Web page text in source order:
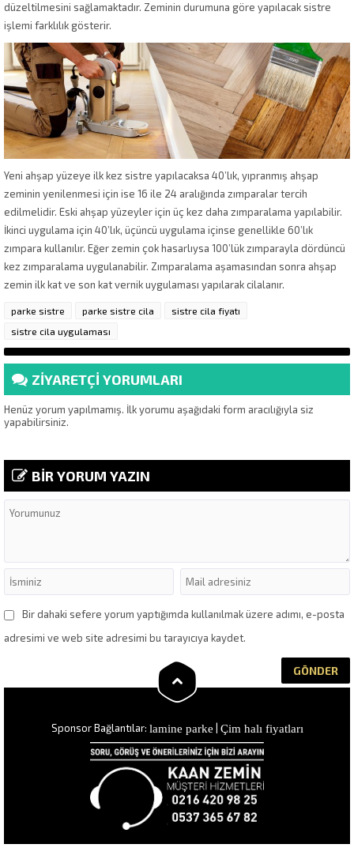
düzeltilmesini sağlamaktadır. Zeminin durumuna göre yapılacak sistre
işlemi farklılık gösterir.
Yeni ahşap yüzeye ilk kez sistre yapılacaksa 40’lık, yıpranmış ahşap
zeminin yenilenmesi için ise 16 ile 24 aralığında zımparalar tercih
edilmelidir. Eski ahşap yüzeyler için üç kez daha zımparalama yapılabilir.
İkinci uygulama için 40’lık, üçüncü uygulama içinse genellikle 60’lık
zımpara kullanılır. Eğer zemin çok hasarlıysa 100’lük zımparayla dördüncü
kez zımparalama uygulanabilir. Zımparalama aşamasından sonra ahşap
zemin ilk kat ve son kat vernik uygulaması yapılarak cilalanır.
parke sistre parke sistre cila
sistre cila fiyatı
sistre cila uygulaması
ZİYARETÇİ YORUMLARI
Henüz yorum yapılmamış. İlk yorumu aşağıdaki form aracılığıyla siz
yapabilirsiniz.
BİR YORUM YAZIN
Bir dahaki sefere yorum yaptığımda kullanılmak üzere adımı, e-posta
adresimi ve web site adresimi bu tarayıcıya kaydet.
Sponsor Bağlantılar: lamine parke Çim halı fiyatları